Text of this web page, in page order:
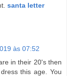
santa letter
às 07:52
in their 20's then
this age. You